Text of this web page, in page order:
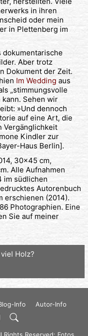
in ihren
oder mein
in Plettenberg im
dokumentarische
Aber trotz
Dokument der Zeit.
Im Wedding aus
„stimmungsvolle
kann. Sehen wir
»Und dennoch
auf eine Art, die
Vergänglichkeit
Kindler zur
Haus Berlin].
30×45 cm,
Alle Aufnahmen
im südlichen
Autorenbuch
erschienen (2014).
Photographien. Eine
Sie auf meiner
Holz?
Info
Autor-Info
Rights Reserved: Fotos,